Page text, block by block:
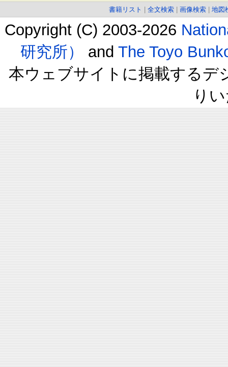
書籍リスト 全文検索 画像検索 地図
Copyright (C) 2003-2026
研究所）
and The Toyo
本ウェブサイトに掲載するデ
り